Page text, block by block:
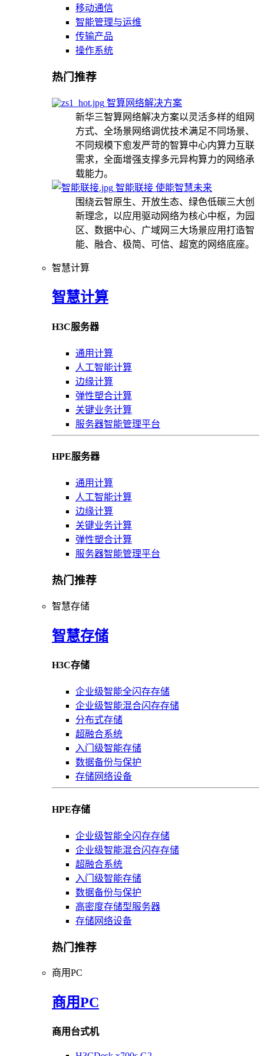
移动通信
智能管理与运维
传输产品
操作系统
热门推荐
智算网络解决方案
新华三智算网络解决方案以灵活多样的组网
方式、全场景网络调优技术满足不同场景、
不同规模下愈发严苛的智算中心内算力互联
需求，全面增强支撑多元异构算力的网络承
载能力。
智能联接 使能智慧未来
围绕云智原生、开放生态、绿色低碳三大创
新理念，以应用驱动网络为核心中枢，为园
区、数据中心、广域网三大场景应用打造智
能、融合、极简、可信、超宽的网络底座。
智慧计算
智慧计算
H3C服务器
通用计算
人工智能计算
边缘计算
弹性塑合计算
关键业务计算
服务器智能管理平台
HPE服务器
通用计算
人工智能计算
边缘计算
关键业务计算
弹性塑合计算
服务器智能管理平台
热门推荐
智慧存储
智慧存储
H3C存储
企业级智能全闪存存储
企业级智能混合闪存存储
分布式存储
超融合系统
入门级智能存储
数据备份与保护
存储网络设备
HPE存储
企业级智能全闪存存储
企业级智能混合闪存存储
超融合系统
入门级智能存储
数据备份与保护
高密度存储型服务器
存储网络设备
热门推荐
商用PC
商用PC
商用台式机